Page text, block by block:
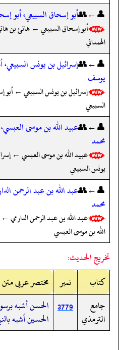
👤←👥أبو إسحاق السبيعي، أبو
أبو إسحاق السبيعي ← هانئ بن
الهمداني
👤←👥إسرائيل بن يونس السبيعي،
يوسف
إسرائيل بن يونس السبيعي ← أبو
السبيعي
👤←👥عبيد الله بن موسى
محمد
عبيد الله بن موسى العبسي ←
يونس السبيعي
👤←👥عبد الله بن عبد الرحمن
محمد
عبد الله بن عبد الرحمن الدارمي
الله بن موسى العبسي
تخريج الحديث:
کتاب
نمبر
مختصر عربی متن
جامع
الترمذي
3779 الحسن أشبه
الحسين أشبه